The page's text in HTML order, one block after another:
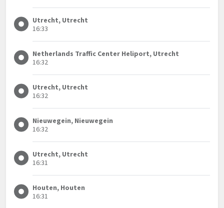
Utrecht, Utrecht
16:33
Netherlands Traffic Center Heliport, Utrecht
16:32
Utrecht, Utrecht
16:32
Nieuwegein, Nieuwegein
16:32
Utrecht, Utrecht
16:31
Houten, Houten
16:31